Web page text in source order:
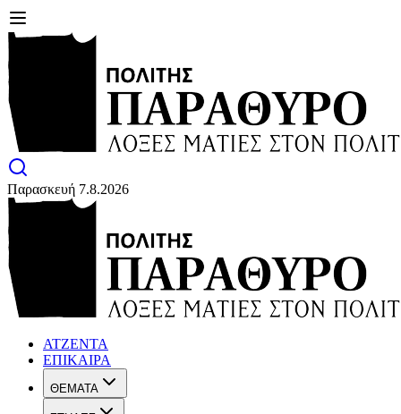
Παρασκευή 7.8.2026
ΑΤΖΕΝΤΑ
ΕΠΙΚΑΙΡΑ
ΘΕΜΑΤΑ